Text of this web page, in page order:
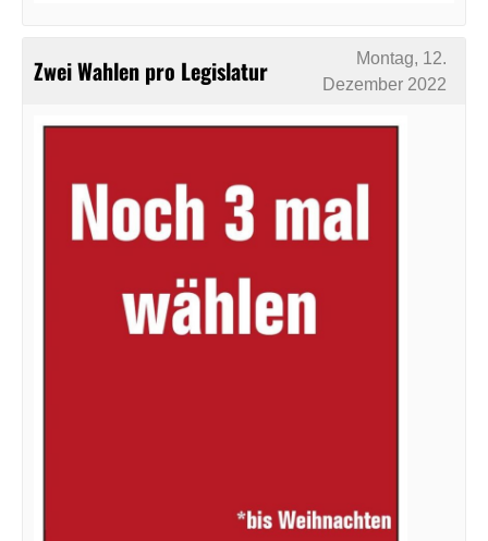
Zwei Wahlen pro Legislatur
Montag, 12.
Dezember 2022